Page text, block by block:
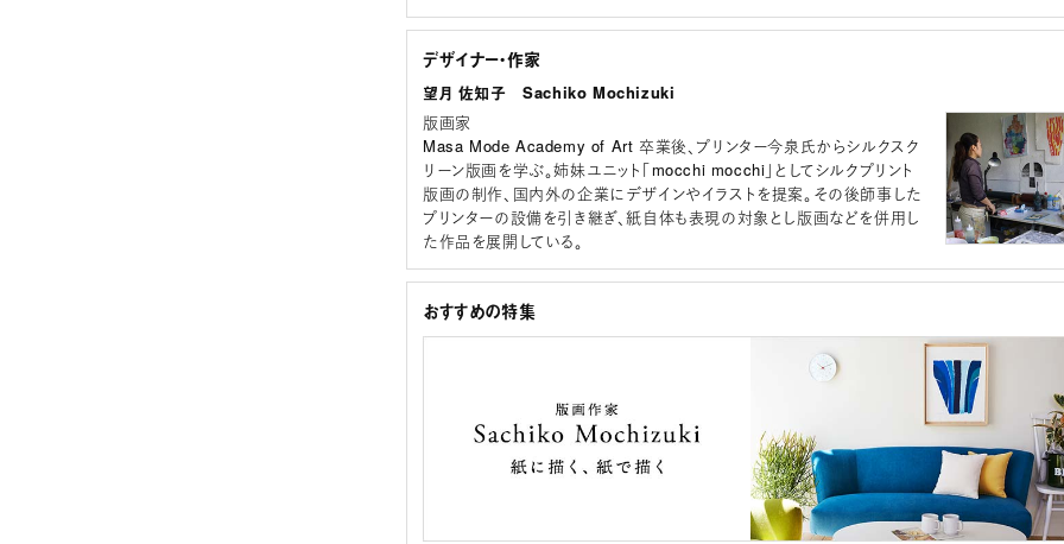
デザイナー・作家
望月 佐知子 Sachiko Mochizuki
版画家
Masa Mode Academy of Art 卒業後、プリンター今泉氏からシルクスク
リーン版画を学ぶ。姉妹ユニット「mocchi mocchi」としてシルクプリント
版画の制作、国内外の企業にデザインやイラストを提案。その後師事した
プリンターの設備を引き継ぎ、紙自体も表現の対象とし版画などを併用し
た作品を展開している。
おすすめの特集